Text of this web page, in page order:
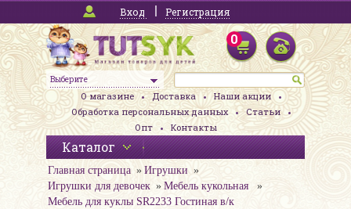
Вход Регистрация
Выберите
0
О магазине Доставка
Наши акции
Обработка персональных данных
Статьи
Опт
Контакты
Каталог
Главная страница
Игрушки
Игрушки для девочек
Мебель кукольная
Мебель для куклы SR2233 Гостиная в/к